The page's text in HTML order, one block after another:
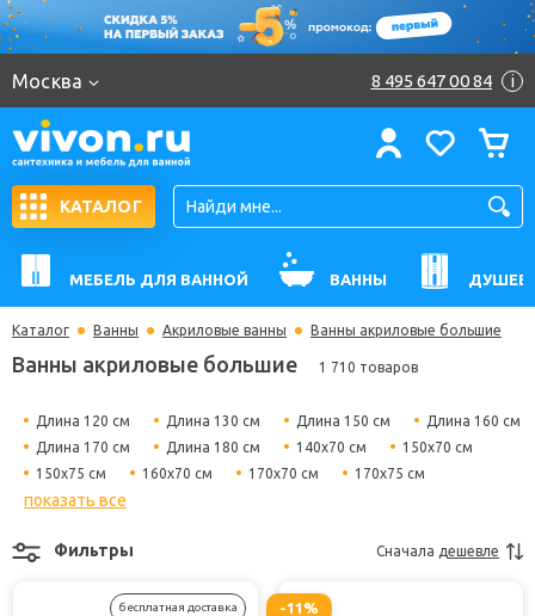
Москва 8 495 647 00 84 i
КАТАЛОГ
МЕБЕЛЬ ДЛЯ ВАННОЙ ВАННЫ
Каталог Ванны Акриловые ванны Ванны акриловые большие
Ванны акриловые большие 1 710 товаров
Длина 120 см Длина 130 см Длина 150 см
Длина 160 см
Длина 170 см
Длина 180 см 140х70 см
150х70 см
150х75 см
160х70 см 170х70 см
170х75 см
180х80 см
показать все
Фильтры Сначала дешевле
бесплатная доставка -11%